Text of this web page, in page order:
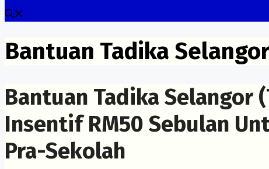
Bantuan Tadika
Bantuan Tadika Selangor
Insentif RM50 Sebulan
Pra-Sekolah